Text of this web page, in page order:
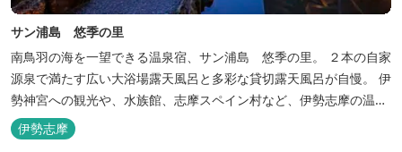
サン浦島 悠季の里
南鳥羽の海を一望できる温泉宿、サン浦島 悠季の里。 ２本の自家
源泉で満たす広い大浴場露天風呂と多彩な貸切露天風呂が自慢。 伊
勢神宮への観光や、水族館、志摩スペイン村など、伊勢志摩の温泉
旅行に お料理は伊勢志摩ならではの味覚が四季折々の旅を彩りま
す。 ～大浴場「まろびね庵」～ 敷地内より湧出する二つの源泉
伊勢志摩